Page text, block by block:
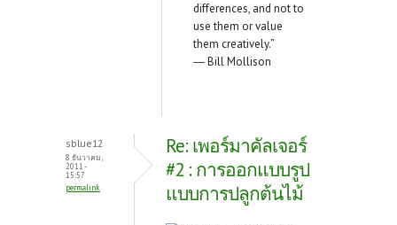
differences, and not to
use them or value
them creatively.”
― Bill Mollison
sblue12
8 ธันวาคม,
2011 -
15:57
permalink
Re: เพอร์มาคัลเจอร์
#2 : การออกแบบรูป
แบบการปลูกต้นไม้